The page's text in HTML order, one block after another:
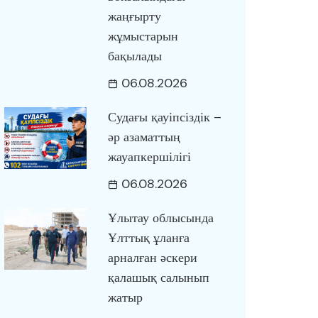
жаңғырту
жұмыстарын
бақылады
06.08.2026
Судағы қауіпсіздік –
әр азаматтың
жауапкершілігі
06.08.2026
Ұлытау облысында
Ұлттық ұланға
арналған әскери
қалашық салынып
жатыр